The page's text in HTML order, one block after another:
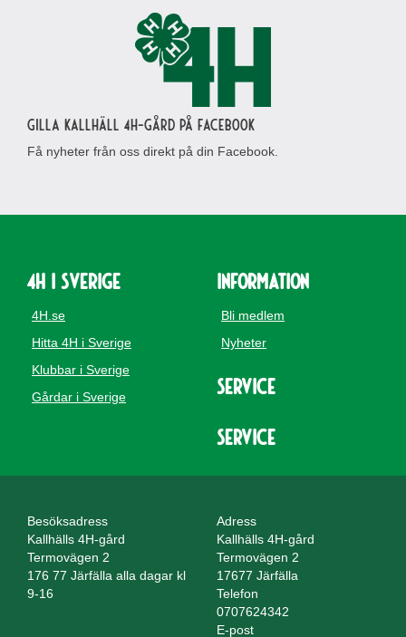
Gilla Kallhäll 4H-gård på Facebook
Få nyheter från oss direkt på din Facebook.
4H i Sverige
4H.se
Hitta 4H i Sverige
Klubbar i Sverige
Gårdar i Sverige
Information
Bli medlem
Nyheter
Service
Service
Besöksadress
Kallhälls 4H-gård
Termovägen 2
176 77 Järfälla alla dagar kl
9-16
Adress
Kallhälls 4H-gård
Termovägen 2
17677 Järfälla
Telefon
0707624342
E-post